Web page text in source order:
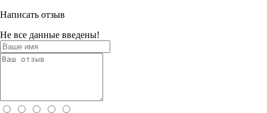
Написать отзыв
Не все данные введены!